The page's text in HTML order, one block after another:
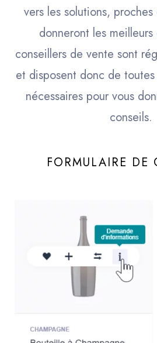
vers les solutions,
donneront les
conseillers de vente sont
et disposent donc de
nécessaires pour vous
conseils.
FORMULAIRE DE